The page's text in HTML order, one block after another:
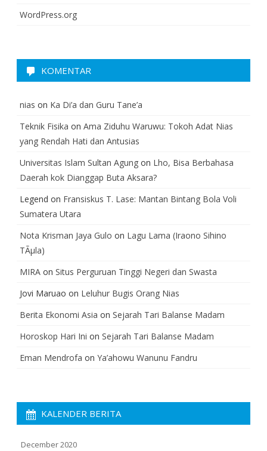
WordPress.org
KOMENTAR
nias on Ka Di’a dan Guru Tane’a
Teknik Fisika on Ama Ziduhu Waruwu: Tokoh Adat Nias
yang Rendah Hati dan Antusias
Universitas Islam Sultan Agung on Lho, Bisa Berbahasa
Daerah kok Dianggap Buta Aksara?
Legend on Fransiskus T. Lase: Mantan Bintang Bola Voli
Sumatera Utara
Nota Krisman Jaya Gulo on Lagu Lama (Iraono Sihino
TÃµla)
MIRA on Situs Perguruan Tinggi Negeri dan Swasta
Jovi Maruao on Leluhur Bugis Orang Nias
Berita Ekonomi Asia on Sejarah Tari Balanse Madam
Horoskop Hari Ini on Sejarah Tari Balanse Madam
Eman Mendrofa on Ya’ahowu Wanunu Fandru
KALENDER BERITA
December 2020